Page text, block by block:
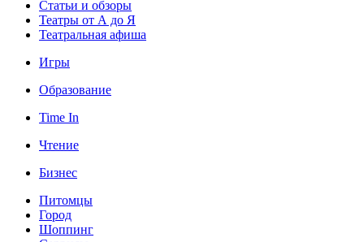
Статьи и обзоры
Театры от А до Я
Театральная афиша
Игры
Образование
Time In
Чтение
Бизнес
Питомцы
Город
Шоппинг